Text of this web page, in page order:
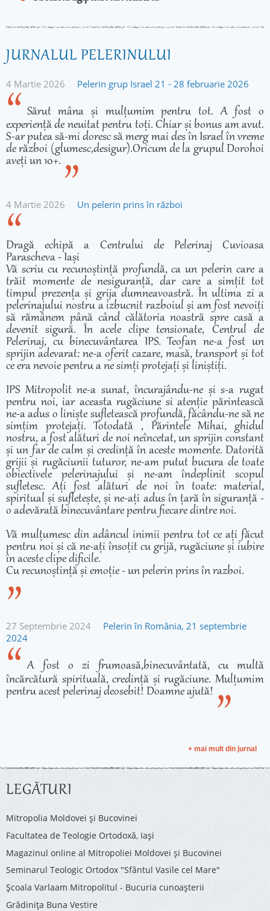
JURNALUL PELERINULUI
4 Martie 2026 Pelerin grup Israel 21 - 28 februarie 2026
Sărut mâna și mulțumim pentru tot. A fost o
experiență de neuitat pentru toți. Chiar și bonus am avut.
S-ar putea să-mi doresc să merg mai des în Israel în vreme
de război (glumesc,desigur).Oricum de la grupul Dorohoi
aveți un 10+.
4 Martie 2026 Un pelerin prins în război
Dragă echipă a Centrului de Pelerinaj Cuvioasa
Parascheva - Iași
Vă scriu cu recunoștință profundă, ca un pelerin care a
trăit momente de nesiguranță, dar care a simțit tot
timpul prezența și grija dumneavoastră. În ultima zi a
pelerinajului nostru a izbucnit razboiul și am fost nevoiți
să rămânem până când călătoria noastră spre casă a
devenit sigură. În acele clipe tensionate, Centrul de
Pelerinaj, cu binecuvântarea IPS. Teofan ne-a fost un
sprijin adevarat: ne-a oferit cazare, masă, transport și tot
ce era nevoie pentru a ne simți protejați și liniștiți.
IPS Mitropolit ne-a sunat, încurajându-ne și s-a rugat
pentru noi, iar aceasta rugăciune si atenție părintească
ne-a adus o liniște sufletească profundă, făcându-ne să ne
simțim protejați. Totodată , Părintele Mihai, ghidul
nostru, a fost alături de noi neîncetat, un sprijin constant
și un far de calm și credință în aceste momente. Datorită
grijii și rugăciunii tuturor, ne-am putut bucura de toate
obiectivele pelerinajului și ne-am îndeplinit scopul
sufletesc. Ați fost alături de noi în toate: material,
spiritual și sufletește, și ne-ați adus în țară în siguranță -
o adevărată binecuvântare pentru fiecare dintre noi.
Vă mulțumesc din adâncul inimii pentru tot ce ați făcut
pentru noi și că ne-ați însoțit cu grijă, rugăciune și iubire
în aceste clipe dificile.
Cu recunoștință și emoție - un pelerin prins în razboi.
27 Septembrie 2024
Pelerin în România, 21 septembrie
2024
A fost o zi frumoasă,binecuvântată, cu multă
încărcătură spirituală, credință și rugăciune. Mulțumim
pentru acest pelerinaj deosebit! Doamne ajută!
+ mai mult din jurnal
LEGĂTURI
Mitropolia Moldovei și Bucovinei
Facultatea de Teologie Ortodoxă, Iaşi
Magazinul online al Mitropoliei Moldovei și Bucovinei
Seminarul Teologic Ortodox "Sfântul Vasile cel Mare"
Şcoala Varlaam Mitropolitul - Bucuria cunoaşterii
Grădinița Buna Vestire